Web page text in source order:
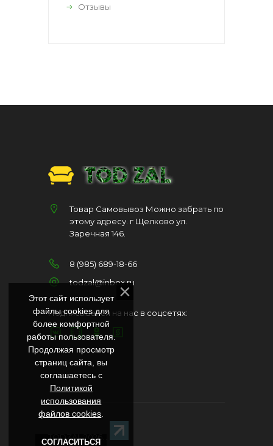
Отзывы
Товар Самовывоз Можно забрать по
этому адресу. г Щелково ул.
Заречная 146.
8 (985) 689-18-66
todzal@inbox.ru
Подписывайся на нас в соцсетях:
TODZAL 2026
Этот сайт использует
файлы cookies для
более комфортной
работы пользователя.
Продолжая просмотр
страниц сайта, вы
соглашаетесь с
Политикой
использования
файлов cookies
СОГЛАСИТЬСЯ